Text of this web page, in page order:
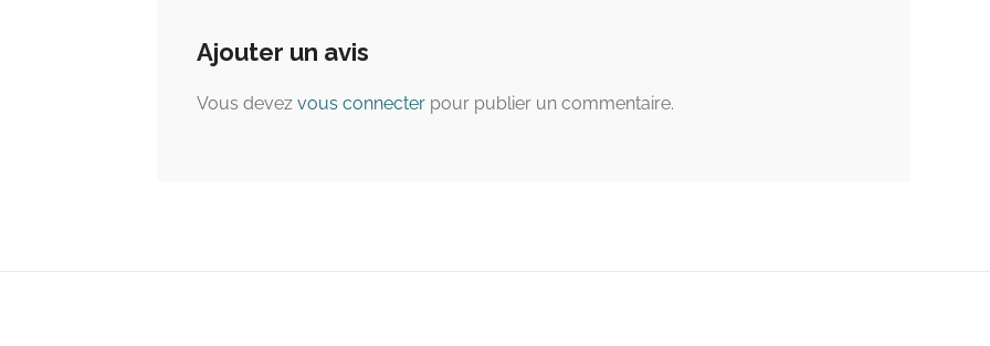
Ajouter un avis
Vous devez vous connecter pour publier un commentaire.